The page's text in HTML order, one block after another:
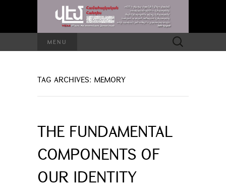
MENU
Search
for:
TAG ARCHIVES: MEMORY
THE FUNDAMENTAL
COMPONENTS OF
OUR IDENTITY